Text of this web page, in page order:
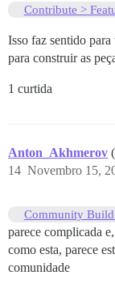
Contribute >
Isso faz sentido
para construir as
1 curtida
Anton_Akhmerov
Novembro 15,
14
Community
parece complicada
como esta, parece
comunidade